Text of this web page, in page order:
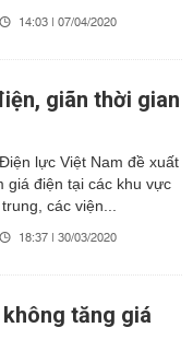
14:03 | 07/04/2020
giãn thời gian
lực Việt Nam đề xuất
giá điện tại các khu vực
các viện...
18:37 | 30/03/2020
tăng giá